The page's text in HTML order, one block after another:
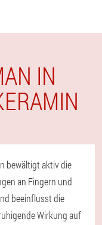
IN
bewältigt aktiv die
an Fingern und
beeinflusst die
Wirkung auf